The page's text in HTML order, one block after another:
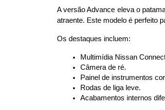
A versão Advance eleva o
atraente. Este modelo é perfeito
Os destaques incluem:
Multimídia Nissan
Câmera de ré.
Painel de instrumentos
Rodas de liga leve.
Acabamentos internos